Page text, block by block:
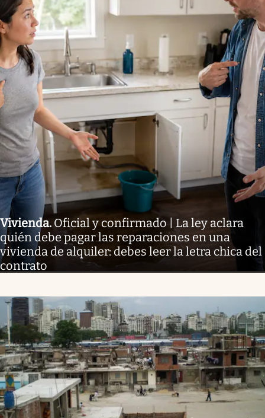
Vivienda. Oficial y confirmado | La ley aclara
quién debe pagar las reparaciones en una
vivienda de alquiler: debes leer la letra chica del
contrato